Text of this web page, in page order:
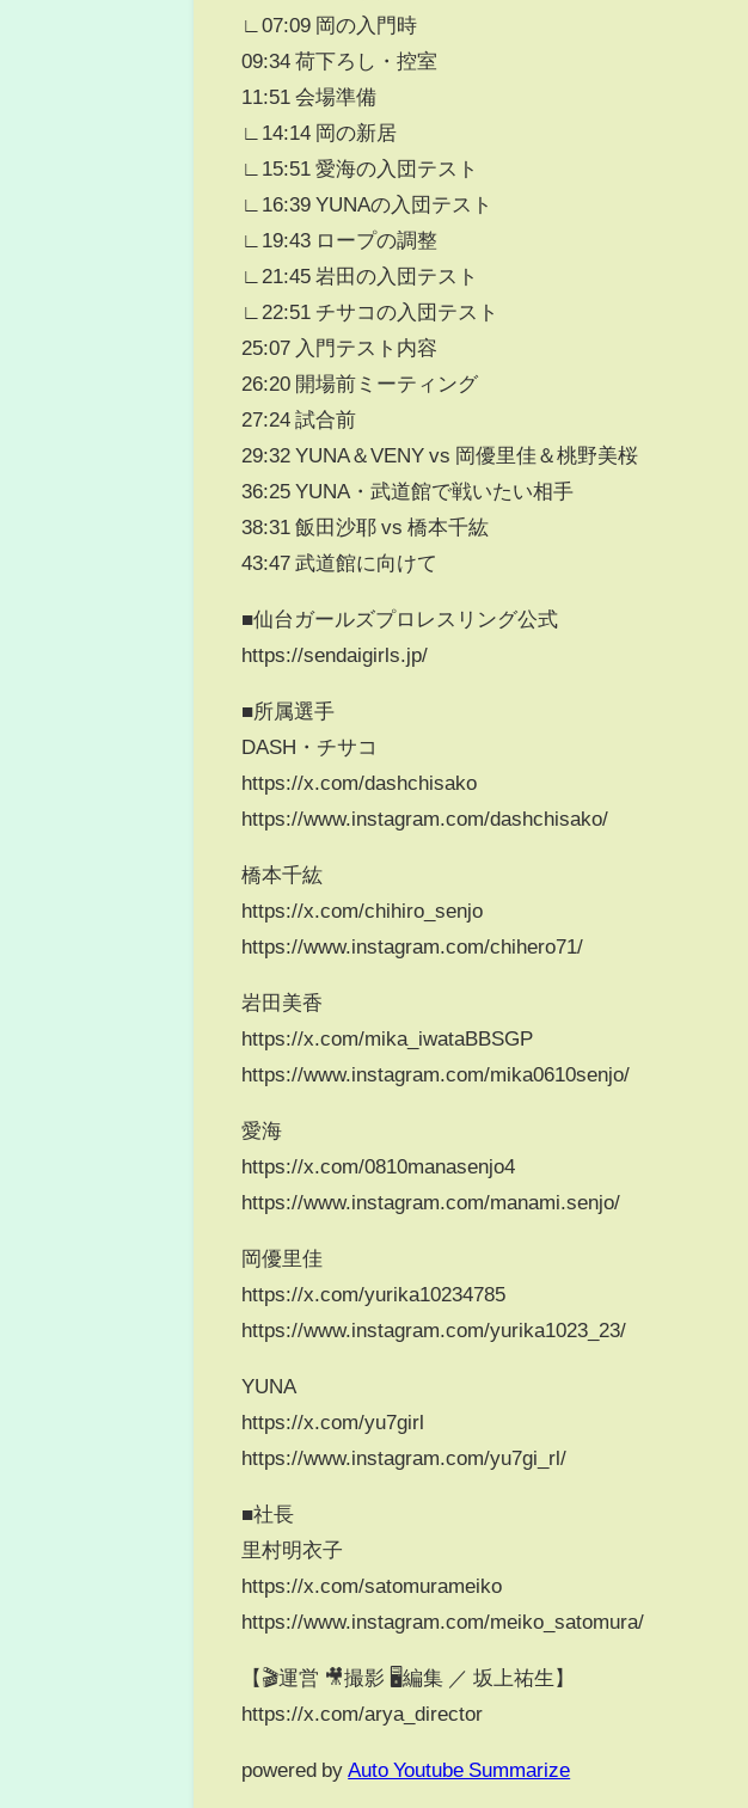
∟07:09 岡の入門時
09:34 荷下ろし・控室
11:51 会場準備
∟14:14 岡の新居
∟15:51 愛海の入団テスト
∟16:39 YUNAの入団テスト
∟19:43 ロープの調整
∟21:45 岩田の入団テスト
∟22:51 チサコの入団テスト
25:07 入門テスト内容
26:20 開場前ミーティング
27:24 試合前
29:32 YUNA＆VENY vs 岡優里佳＆桃野美桜
36:25 YUNA・武道館で戦いたい相手
38:31 飯田沙耶 vs 橋本千紘
43:47 武道館に向けて
■仙台ガールズプロレスリング公式
https://sendaigirls.jp/
■所属選手
DASH・チサコ
https://x.com/dashchisako
https://www.instagram.com/dashchisako/
橋本千紘
https://x.com/chihiro_senjo
https://www.instagram.com/chihero71/
岩田美香
https://x.com/mika_iwataBBSGP
https://www.instagram.com/mika0610senjo/
愛海
https://x.com/0810manasenjo4
https://www.instagram.com/manami.senjo/
岡優里佳
https://x.com/yurika10234785
https://www.instagram.com/yurika1023_23/
YUNA
https://x.com/yu7girl
https://www.instagram.com/yu7gi_rl/
■社長
里村明衣子
https://x.com/satomurameiko
https://www.instagram.com/meiko_satomura/
【🎬運営 🎥撮影 🖥️編集 ／ 坂上祐生】
https://x.com/arya_director
powered by Auto Youtube Summarize